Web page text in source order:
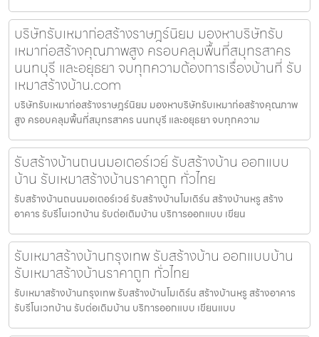
บริษัทรับเหมาก่อสร้างราษฎร์นิยม มองหาบริษัทรับ
เหมาก่อสร้างคุณภาพสูง ครอบคลุมพื้นที่สมุทรสาคร
นนทบุรี และอยุธยา จบทุกความต้องการเรื่องบ้านที่ รับ
เหมาสร้างบ้าน.com
บริษัทรับเหมาก่อสร้างราษฎร์นิยม มองหาบริษัทรับเหมาก่อสร้างคุณภาพ
สูง ครอบคลุมพื้นที่สมุทรสาคร นนทบุรี และอยุธยา จบทุกความ
รับสร้างบ้านถนนมอเตอร์เวย์ รับสร้างบ้าน ออกแบบ
บ้าน รับเหมาสร้างบ้านราคาถูก ทั่วไทย
รับสร้างบ้านถนนมอเตอร์เวย์ รับสร้างบ้านโมเดิร์น สร้างบ้านหรู สร้าง
อาคาร รับรีโนเวทบ้าน รับต่อเติมบ้าน บริการออกแบบ เขียน
รับเหมาสร้างบ้านกรุงเทพ รับสร้างบ้าน ออกแบบบ้าน
รับเหมาสร้างบ้านราคาถูก ทั่วไทย
รับเหมาสร้างบ้านกรุงเทพ รับสร้างบ้านโมเดิร์น สร้างบ้านหรู สร้างอาคาร
รับรีโนเวทบ้าน รับต่อเติมบ้าน บริการออกแบบ เขียนแบบ